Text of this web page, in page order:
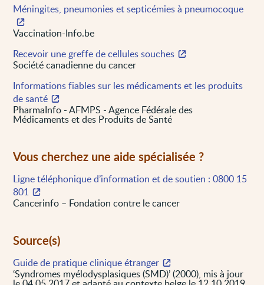
Méningites, pneumonies et septicémies à pneumocoque
Vaccination-Info.be
Recevoir une greffe de cellules souches
Société canadienne du cancer
Informations fiables sur les médicaments et les produits
de santé
PharmaInfo - AFMPS - Agence Fédérale des
Médicaments et des Produits de Santé
Vous cherchez une aide spécialisée ?
Ligne téléphonique d’information et de soutien : 0800 15
801
Cancerinfo – Fondation contre le cancer
Source(s)
Guide de pratique clinique étranger
‘Syndromes myélodysplasiques (SMD)’ (2000), mis à jour